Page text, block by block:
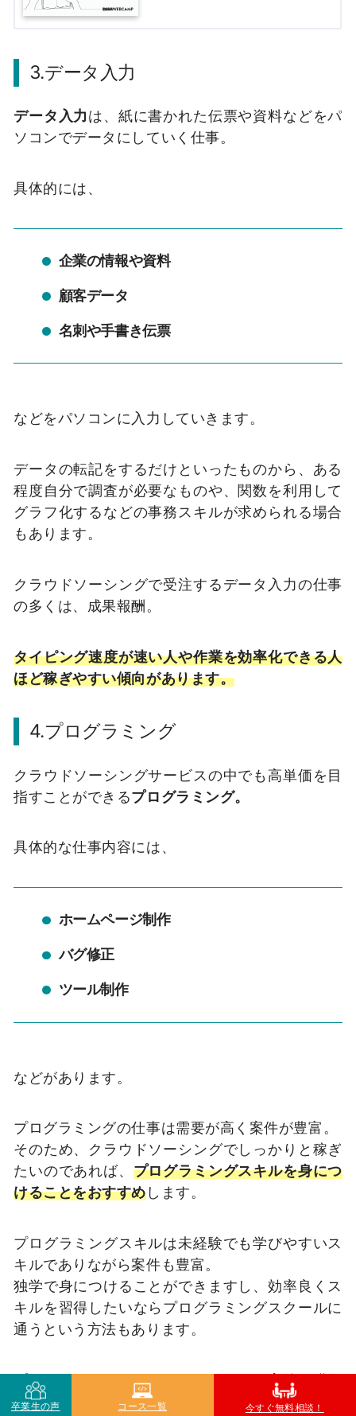
3.データ入力
データ入力は、紙に書かれた伝票や資料などをパ
ソコンでデータにしていく仕事。
具体的には、
企業の情報や資料
顧客データ
名刺や手書き伝票
などをパソコンに入力していきます。
データの転記をするだけといったものから、ある
程度自分で調査が必要なものや、関数を利用して
グラフ化するなどの事務スキルが求められる場合
もあります。
クラウドソーシングで受注するデータ入力の仕事
の多くは、成果報酬。
タイピング速度が速い人や作業を効率化できる人
ほど稼ぎやすい傾向があります。
4.プログラミング
クラウドソーシングサービスの中でも高単価を目
指すことができるプログラミング。
具体的な仕事内容には、
ホームページ制作
バグ修正
ツール制作
などがあります。
プログラミングの仕事は需要が高く案件が豊富。
そのため、クラウドソーシングでしっかりと稼ぎ
たいのであれば、 プログラミングスキルを身につ
けることをおすすめします。
プログラミングスキルは未経験でも学びやすいス
キルでありながら案件も豊富。
独学で身につけることができますし、効率良くス
キルを習得したいならプログラミングスクールに
通うという方法もあります。
プログラマーがクラウドソーシングで案件を獲得
する方法については、こちらも参考にしてくださ
卒業生の声 コース一覧 今すぐ無料相談！